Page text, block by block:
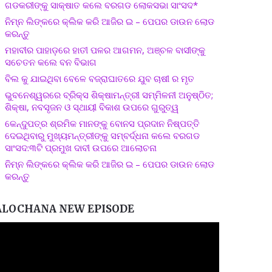
ଗଡକରୀଙ୍କୁ ସାକ୍ଷାତ କଲେ ବରଗଡ ଲୋକସଭା ସାଂସଦ*
ନିମ୍ନ ଲିଙ୍କରେ କ୍ଲିକ କରି ଆଜିର ଇ – ପେପର ଡାଉନ ଲୋଡ
କରନ୍ତୁ
ମହାବୀର ପାହାଡ଼ରେ ହାତୀ ପଳର ଆଗମନ, ଅଞ୍ଚଳ ବାସୀଙ୍କୁ
ସଚେତନ କଲେ ବନ ବିଭାଗ
ବିଲ କୁ ଯାଇଥିବା ବେଳେ ବଜ୍ରାଘାତରେ ଯୁବ ଚାଷୀ ର ମୃତ
ଭୁବନେଶ୍ୱରରେ ବ୍ରିକ୍ସ ଶିକ୍ଷାମନ୍ତ୍ରୀ ସମ୍ମିଳନୀ ଅନୁଷ୍ଠିତ;
ଶିକ୍ଷା, ନବସୃଜନ ଓ ସ୍ଥାୟୀ ବିକାଶ ଉପରେ ଗୁରୁତ୍ୱ
କେନ୍ଦୁପତ୍ର ଶ୍ରମିକ ମାନଙ୍କୁ ବୋନସ ପ୍ରଦାନ ନିଷ୍ପତ୍ତି
ଦେଇଥିବାରୁ ମୁଖ୍ୟମନ୍ତ୍ରୀଙ୍କୁ ସମ୍ବର୍ଦ୍ଧନା କଲେ ବରଗଡ
ସାଂସଦ:୩ଟି ପ୍ରମୁଖ ଦାବୀ ଉପରେ ଆଲୋଚନା
ନିମ୍ନ ଲିଙ୍କରେ କ୍ଲିକ କରି ଆଜିର ଇ – ପେପର ଡାଉନ ଲୋଡ
କରନ୍ତୁ
NEW EPISODE